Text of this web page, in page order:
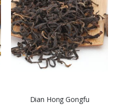
Dian Hong Gongfu